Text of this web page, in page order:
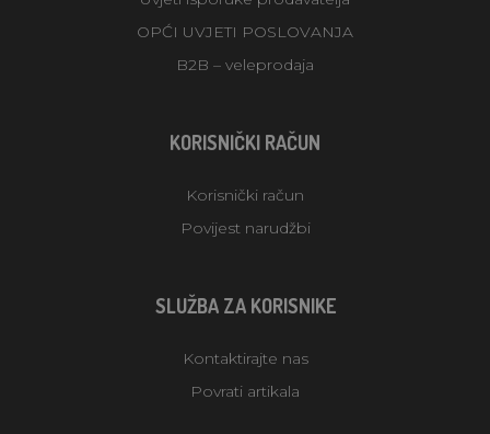
OPĆI UVJETI POSLOVANJA
B2B – veleprodaja
KORISNIČKI RAČUN
Korisnički račun
Povijest narudžbi
SLUŽBA ZA KORISNIKE
Kontaktirajte nas
Povrati artikala